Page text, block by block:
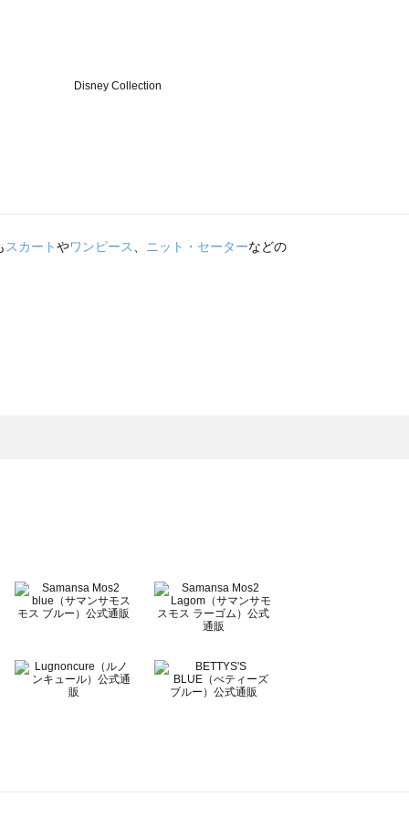
スカートやワンピース ニット・セーターなどの